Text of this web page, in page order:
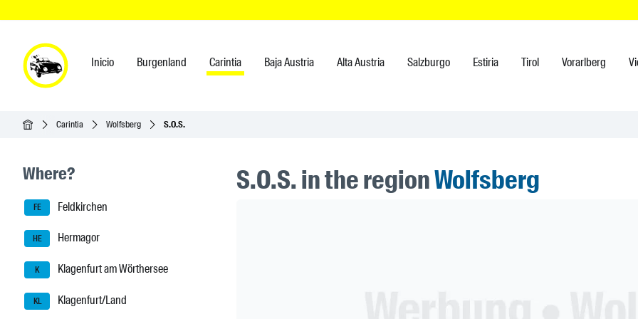
Inicio Burgenland Carintia Baja Austria Alta Austria Salzburgo Estiria Tirol Vorarlberg
Inicio Carintia Wolfsberg S.O.S.
Seitenleisten-Navigation
Where?
FE Feldkirchen
HE Hermagor
K Klagenfurt am Wörthersee
KL Klagenfurt/Land
S.O.S. in the regionWolfsberg